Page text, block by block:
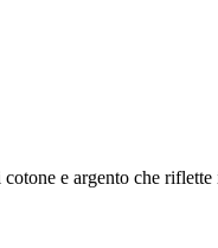
e argento che riflette